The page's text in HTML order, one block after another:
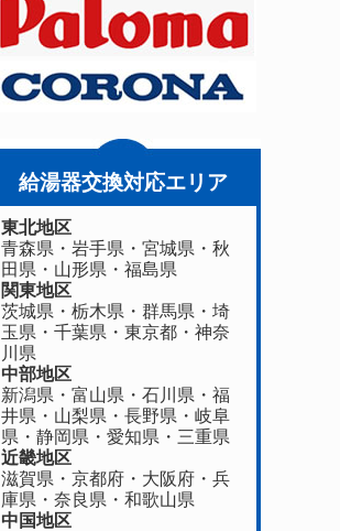
給湯器交換対応エリア
東北地区
青森県 ・ 岩手県 ・ 宮城県 ・ 秋
田県 ・ 山形県 ・ 福島県
関東地区
茨城県 ・ 栃木県 ・ 群馬県 ・ 埼
玉県 ・ 千葉県 ・ 東京都 ・ 神奈
川県
中部地区
新潟県 ・ 富山県 ・ 石川県 ・ 福
井県 ・ 山梨県 ・ 長野県 ・ 岐阜
県 ・ 静岡県 ・ 愛知県 ・ 三重県
近畿地区
滋賀県 ・ 京都府 ・ 大阪府 ・ 兵
庫県 ・ 奈良県 ・ 和歌山県
中国地区